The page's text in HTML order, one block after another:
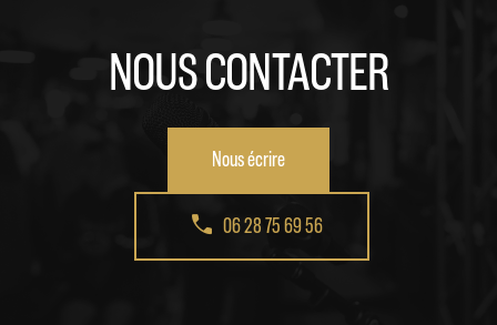
NOUS CONTACTER
Nous écrire
06 28 75 69 56